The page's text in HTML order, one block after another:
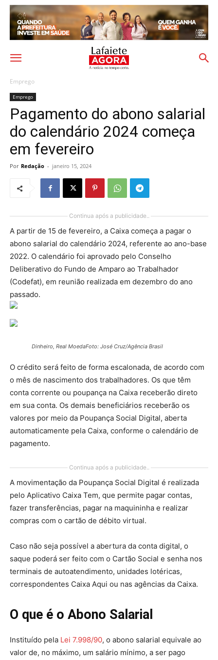
Emprego
Emprego
Pagamento do abono salarial
do calendário 2024 começa
em fevereiro
Por Redação - janeiro 15, 2024
Continua após a publicidade..
A partir de 15 de fevereiro, a Caixa começa a pagar o
abono salarial do calendário 2024, referente ao ano-base
2022. O calendário foi aprovado pelo Conselho
Deliberativo do Fundo de Amparo ao Trabalhador
(Codefat), em reunião realizada em dezembro do ano
passado.
Dinheiro, Real MoedaFoto: José Cruz/Agência Brasil
O crédito será feito de forma escalonada, de acordo com
o mês de nascimento dos trabalhadores. Os que têm
conta corrente ou poupança na Caixa receberão direto
em sua conta. Os demais beneficiários receberão os
valores por meio da Poupança Social Digital, aberta
automaticamente pela Caixa, conforme o calendário de
pagamento.
Continua após a publicidade..
A movimentação da Poupança Social Digital é realizada
pelo Aplicativo Caixa Tem, que permite pagar contas,
fazer transferências, pagar na maquininha e realizar
compras com o cartão de débito virtual.
Caso não seja possível a abertura da conta digital, o
saque poderá ser feito com o Cartão Social e senha nos
terminais de autoatendimento, unidades lotéricas,
correspondentes Caixa Aqui ou nas agências da Caixa.
O que é o Abono Salarial
Instituído pela Lei 7.998/90, o abono salarial equivale ao
valor de, no máximo, um salário mínimo, a ser pago